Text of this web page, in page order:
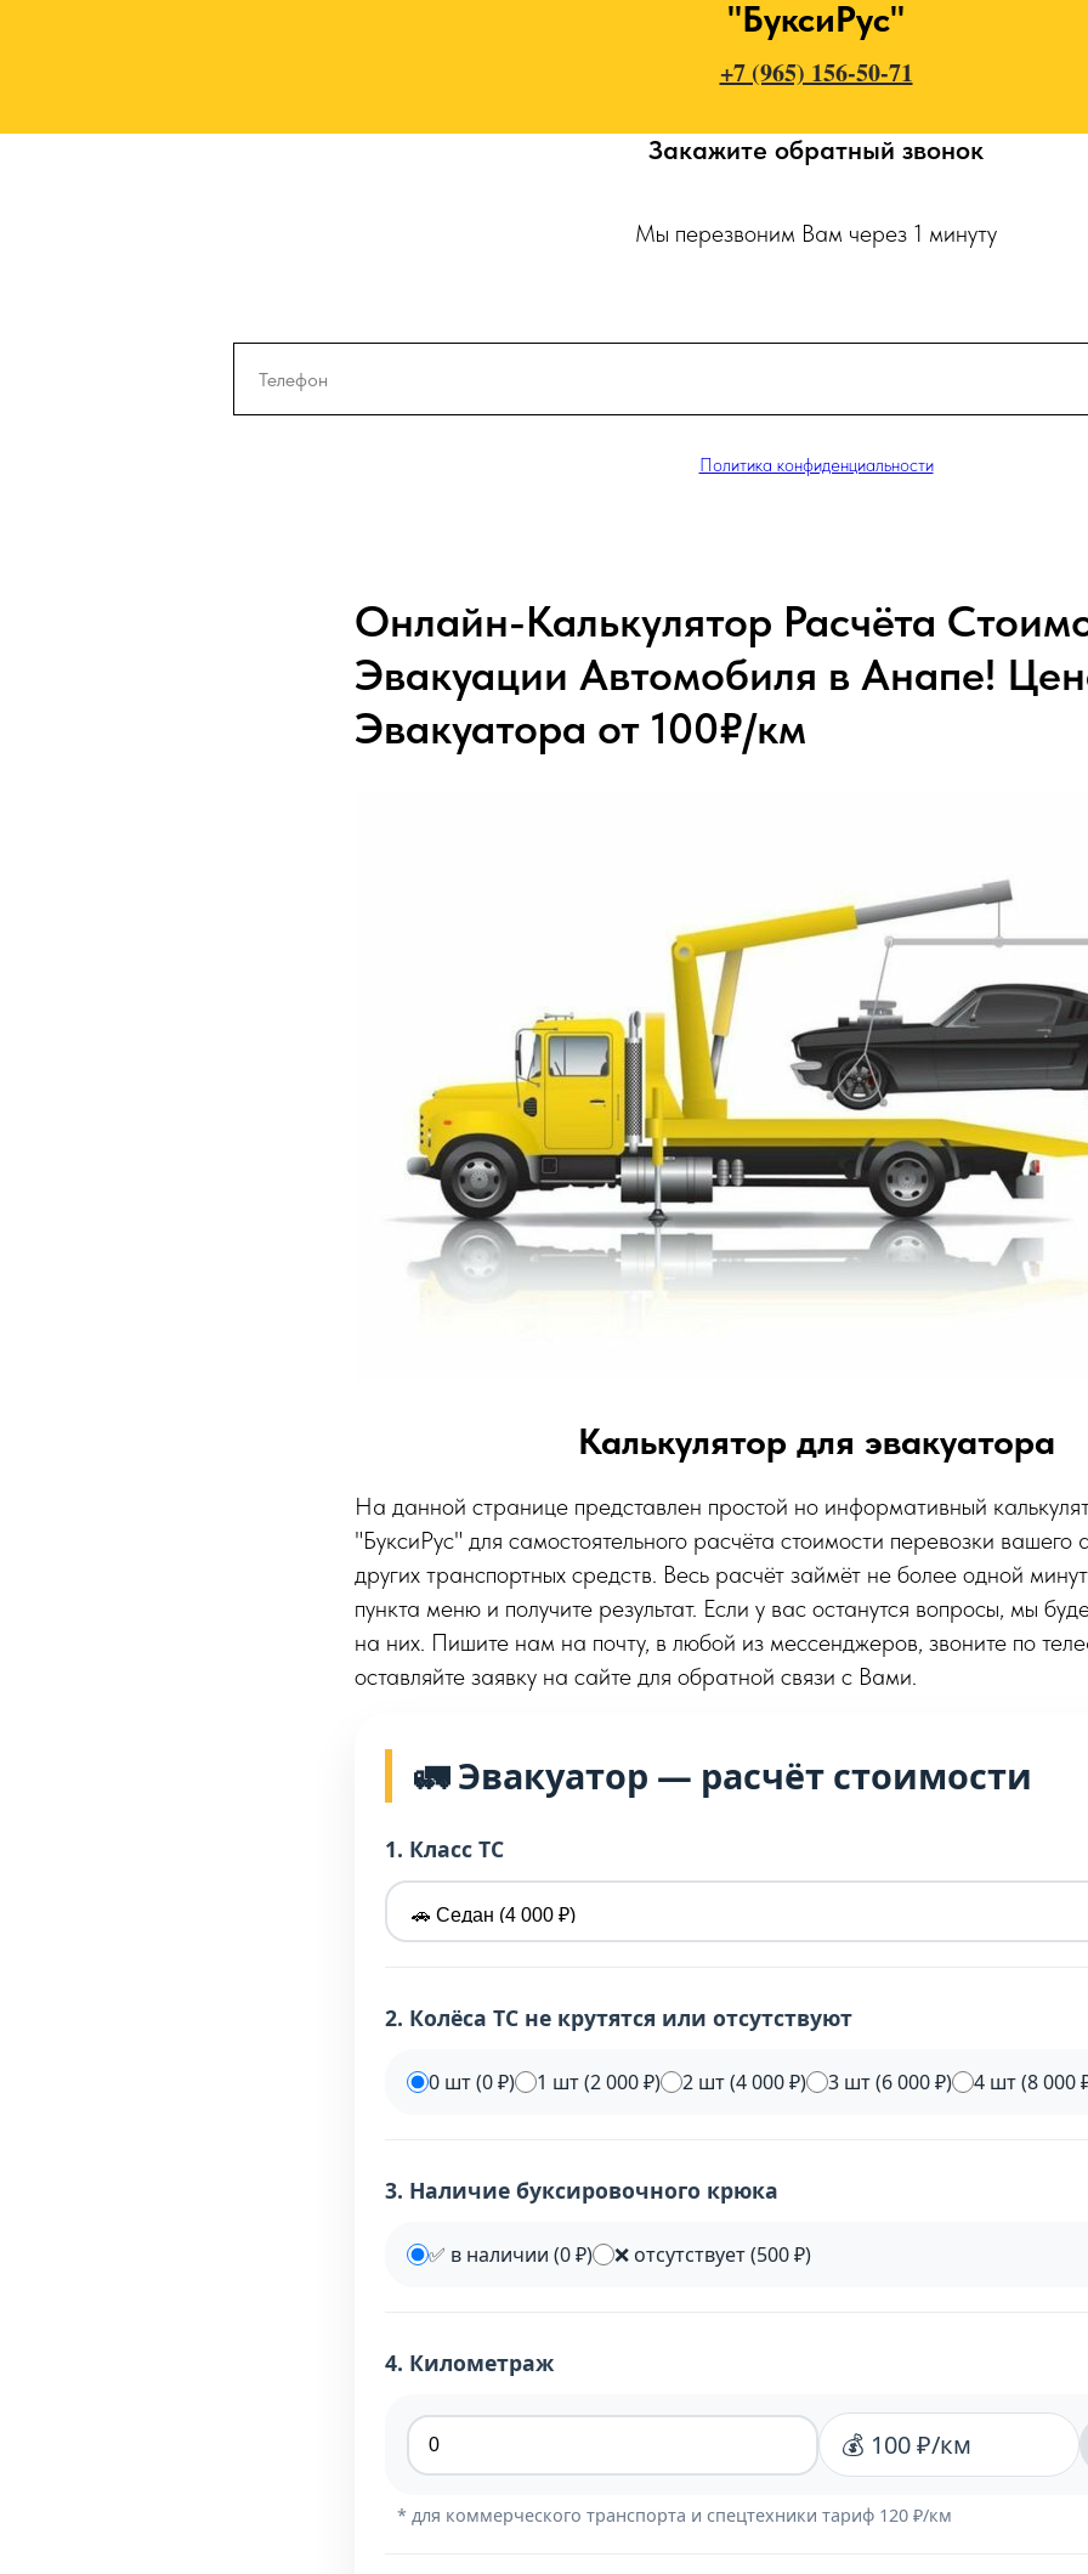
"БуксиРус"
+7 (965) 156-50-71
Закажите обратный звонок
Мы перезвоним Вам через 1 минуту
Политика конфиденциальности
Онлайн-Калькулятор Расчёта
Эвакуации Автомобиля в Анапе!
Эвакуатора от 100₽/км
Калькулятор для эвакуатора
На данной странице представлен простой но информативный
"БуксиРус" для самостоятельного расчёта стоимости перевозки вашего
других транспортных средств. Весь расчёт займёт не более одной
пункта меню и получите результат. Если у вас останутся вопросы, мы
на них. Пишите нам на почту, в любой из мессенджеров, звоните по
оставляйте заявку на сайте для обратной связи с Вами.
🚛 Эвакуатор — расчёт стоимости
1. Класс ТС
2. Колёса ТС не крутятся или отсутствуют
0 шт (0 ₽) 1 шт (2 000 ₽) 2 шт (4 000 ₽) 3 шт (6 000 ₽) 4 шт (8 000
3. Наличие буксировочного крюка
✅ в наличии (0 ₽) ❌ отсутствует (500 ₽)
4. Километраж
💰 100 ₽/км
* для коммерческого транспорта и спецтехники тариф 120 ₽/км